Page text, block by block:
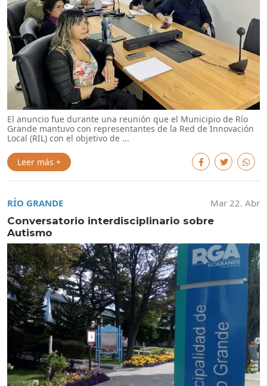
El anuncio fue durante una reunión que el Municipio de Río
Grande mantuvo con representantes de la Red de Innovación
Local (RIL) con el objetivo de ...
Leer más +
RÍO GRANDE
Mar 22. Abr
Conversatorio interdisciplinario sobre
Autismo